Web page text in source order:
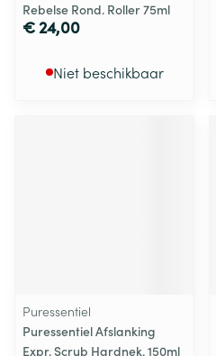
Rebelse Rond. Roller 75ml
€ 24,00
Niet beschikbaar
Puressentiel
Puressentiel Afslanking
Expr. Scrub Hardnek. 150ml